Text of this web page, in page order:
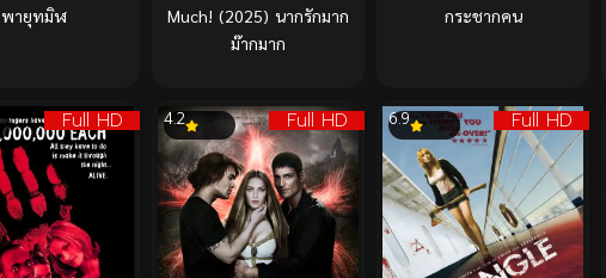
พายุทมิฬ
Much! (2025) นากรักมาก
ม๊ากมาก
กระชากคน
Full HD Full HD
4.2 Full HD
6.9